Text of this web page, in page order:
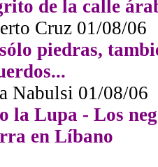
de la calle
Cruz 01/08/06
piedras,
Nabulsi 01/08/06
la Lupa - Los
en Líbano